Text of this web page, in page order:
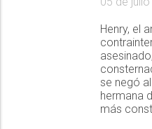
Henry, el
se negó
hermana
más